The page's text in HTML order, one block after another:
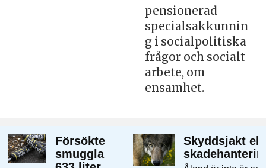
pensionerad
specialsakkunnin
g i socialpolitiska
frågor och socialt
arbete, om
ensamhet.